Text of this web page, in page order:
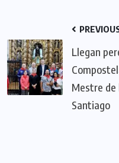
Llegan
Mestre de
Santiago